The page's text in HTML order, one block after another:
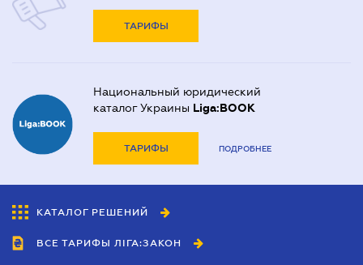
ТАРИФЫ
Национальный юридический
каталог Украины Liga:BOOK
ТАРИФЫ ПОДРОБНЕЕ
КАТАЛОГ РЕШЕНИЙ
ВСЕ ТАРИФЫ ЛІГА:ЗАКОН